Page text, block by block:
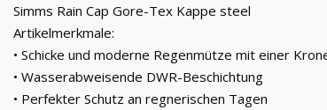
Simms Rain Cap Gore-Tex Kappe steel
Artikelmerkmale:
• Schicke und moderne Regenmütze mit einer
• Wasserabweisende DWR-Beschichtung
• Perfekter Schutz an regnerischen Tagen